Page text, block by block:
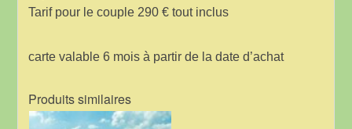
Tarif pour le couple 290 € tout inclus
carte valable 6 mois à partir de la date d’achat
Produits similaires